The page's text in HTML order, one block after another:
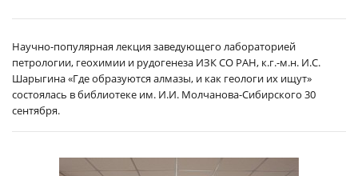
Научно-популярная лекция заведующего лабораторией
петрологии, геохимии и рудогенеза ИЗК СО РАН, к.г.-м.н. И.С.
Шарыгина «Где образуются алмазы, и как геологи их ищут»
состоялась в библиотеке им. И.И. Молчанова-Сибирского 30
сентября.